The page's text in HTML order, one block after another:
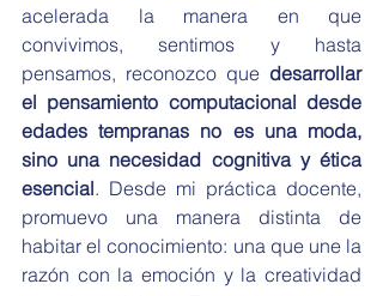
acelerada la manera en que
convivimos, sentimos y hasta
pensamos, reconozco que desarrollar
el pensamiento computacional desde
edades tempranas no es una moda,
sino una necesidad cognitiva y ética
esencial. Desde mi práctica docente,
promuevo una manera distinta de
habitar el conocimiento: una que une la
razón con la emoción y la creatividad